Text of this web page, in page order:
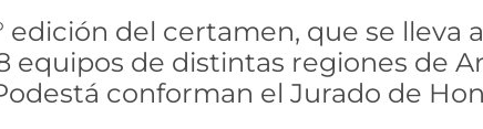
edición del certamen, que se lleva
equipos de distintas regiones de
conforman el Jurado de